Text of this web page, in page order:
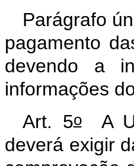
Parágrafo
pagamento
devendo a
informações
Art. 5oA
deverá exigir